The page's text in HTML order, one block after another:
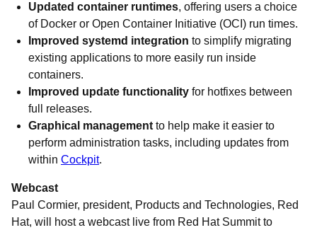
Updated container runtimes, offering users a choice
of Docker or Open Container Initiative (OCI) run times.
Improved systemd integration to simplify migrating
existing applications to more easily run inside
containers.
Improved update functionality for hotfixes between
full releases.
Graphical management to help make it easier to
perform administration tasks, including updates from
within Cockpit.
Webcast
Paul Cormier, president, Products and Technologies, Red
Hat, will host a webcast live from Red Hat Summit to